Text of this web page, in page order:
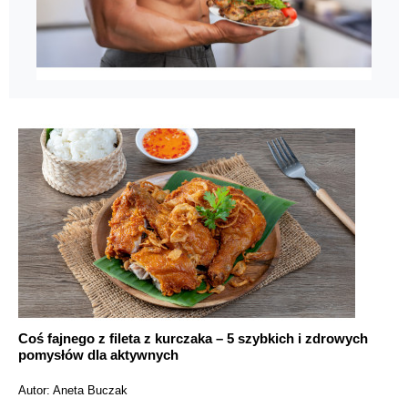
Coś fajnego z fileta z kurczaka – 5 szybkich i zdrowych
pomysłów dla aktywnych
Autor: Aneta Buczak